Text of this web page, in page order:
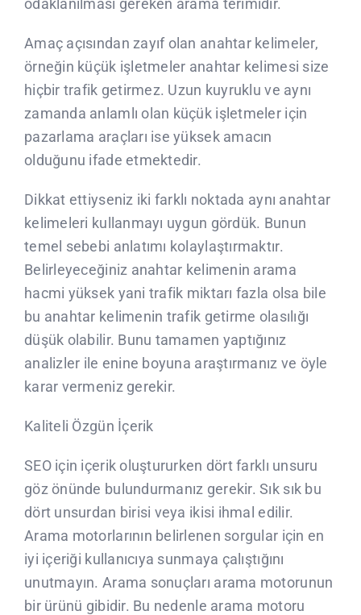
Amaç açısından zayıf olan anahtar kelimeler,
örneğin küçük işletmeler anahtar kelimesi size
hiçbir trafik getirmez. Uzun kuyruklu ve aynı
zamanda anlamlı olan küçük işletmeler için
pazarlama araçları ise yüksek amacın
olduğunu ifade etmektedir.
Dikkat ettiyseniz iki farklı noktada aynı anahtar
kelimeleri kullanmayı uygun gördük. Bunun
temel sebebi anlatımı kolaylaştırmaktır.
Belirleyeceğiniz anahtar kelimenin arama
hacmi yüksek yani trafik miktarı fazla olsa bile
bu anahtar kelimenin trafik getirme olasılığı
düşük olabilir. Bunu tamamen yaptığınız
analizler ile enine boyuna araştırmanız ve öyle
karar vermeniz gerekir.
Kaliteli Özgün İçerik
SEO için içerik oluştururken dört farklı unsuru
göz önünde bulundurmanız gerekir. Sık sık bu
dört unsurdan birisi veya ikisi ihmal edilir.
Arama motorlarının belirlenen sorgular için en
iyi içeriği kullanıcıya sunmaya çalıştığını
unutmayın. Arama sonuçları arama motorunun
bir ürünü gibidir. Bu nedenle arama motoru